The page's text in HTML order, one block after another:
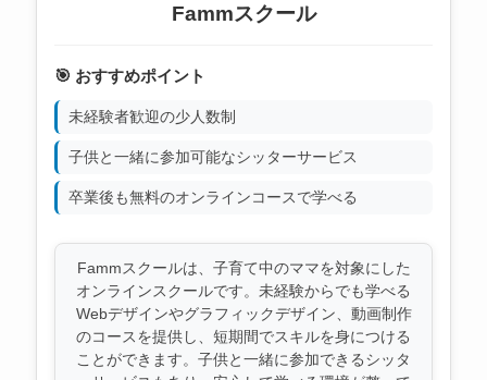
Fammスクール
🎯 おすすめポイント
未経験者歓迎の少人数制
子供と一緒に参加可能なシッターサービス
卒業後も無料のオンラインコースで学べる
Fammスクールは、子育て中のママを対象にした
オンラインスクールです。未経験からでも学べる
Webデザインやグラフィックデザイン、動画制作
のコースを提供し、短期間でスキルを身につける
ことができます。子供と一緒に参加できるシッタ